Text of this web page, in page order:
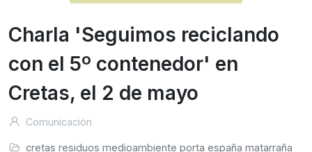
Charla 'Seguimos reciclando
con el 5º contenedor' en
Cretas, el 2 de mayo
Comunicación
cretas residuos medioambiente porta españa matarraña